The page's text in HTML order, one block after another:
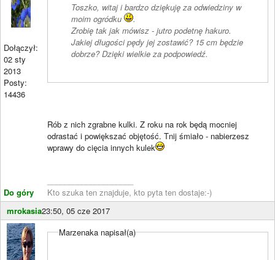
Dołączył:
02 sty
2013
Posty:
14436
Do góry
Toszko, witaj i bardzo dziękuję za odwiedziny w
moim ogródku
.
Zrobię tak jak mówisz - jutro podetnę hakuro.
Jakiej długości pędy jej zostawić? 15 cm będzie
dobrze? Dzięki wielkie za podpowiedź.
Rób z nich zgrabne kulki. Z roku na rok będą mocniej
odrastać i powiększać objętość. Tnij śmiało - nabierzesz
wprawy do cięcia innych kulek
Kto szuka ten znajduje, kto pyta ten dostaje:-)
mrokasia23:50, 05 cze 2017
Marzenaka napisał(a)